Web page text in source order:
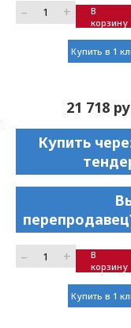
– +
В
корзину
Купить в 1
21 718
Купить
– +
В
корзину
Купить в 1